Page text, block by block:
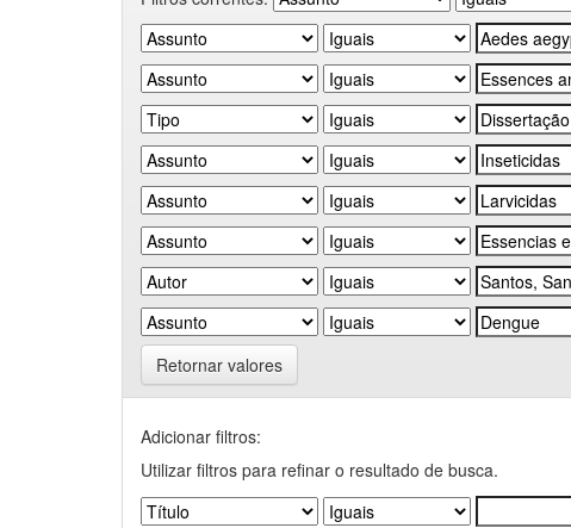
Retornar valores
Adicionar filtros:
Utilizar filtros para refinar o resultado de busca.